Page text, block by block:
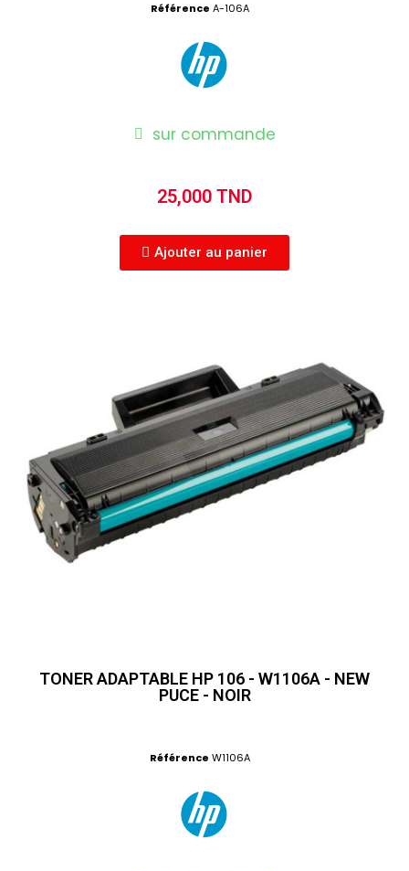
Référence A-106A
sur commande
25,000 TND
Ajouter au panier
TONER ADAPTABLE HP 106 - W1106A - NEW
PUCE - NOIR
Référence W1106A